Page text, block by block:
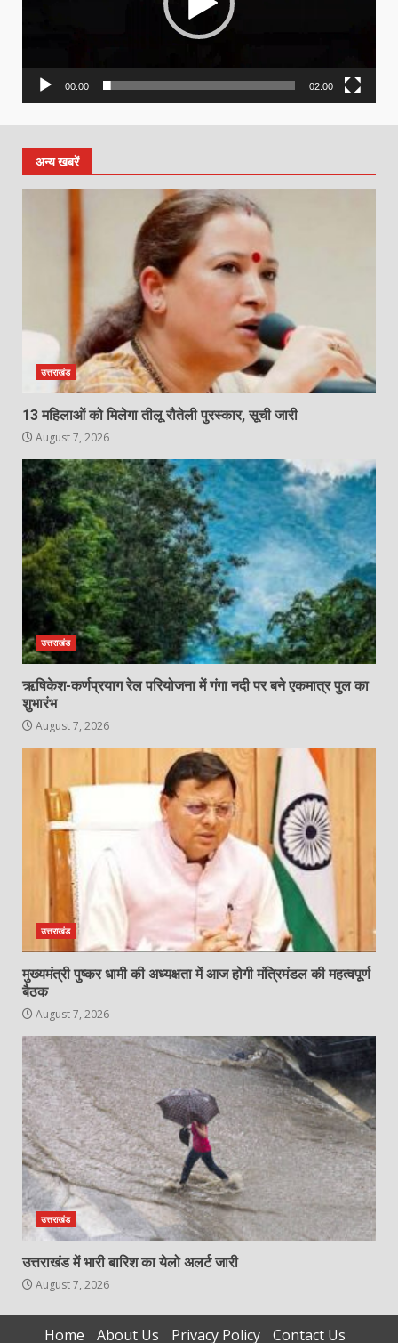
00:00 02:00
अन्य खबरें
उत्तराखंड
13 महिलाओं को मिलेगा तीलू रौतेली पुरस्कार, सूची जारी
August 7, 2026
उत्तराखंड
ऋषिकेश-कर्णप्रयाग रेल परियोजना में गंगा नदी पर बने एकमात्र पुल का
शुभारंभ
August 7, 2026
उत्तराखंड
मुख्यमंत्री पुष्कर धामी की अध्यक्षता में आज होगी मंत्रिमंडल की महत्वपूर्ण
बैठक
August 7, 2026
उत्तराखंड
उत्तराखंड में भारी बारिश का येलो अलर्ट जारी
August 7, 2026
Home About Us Privacy Policy Contact Us